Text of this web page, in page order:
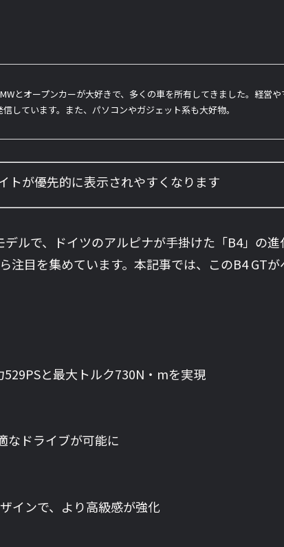
とオープンカーが大好きで、多くの車を所有してきました。経営
しています。また、パソコンやガジェット系も大好物。
トが優先的に表示されやすくなります
ルで、ドイツのアルピナが手掛けた「B4」の
注目を集めています。本記事では、このB4 GT
と最大トルク730N・mを実現
なドライブが可能に
インで、より高級感が強化